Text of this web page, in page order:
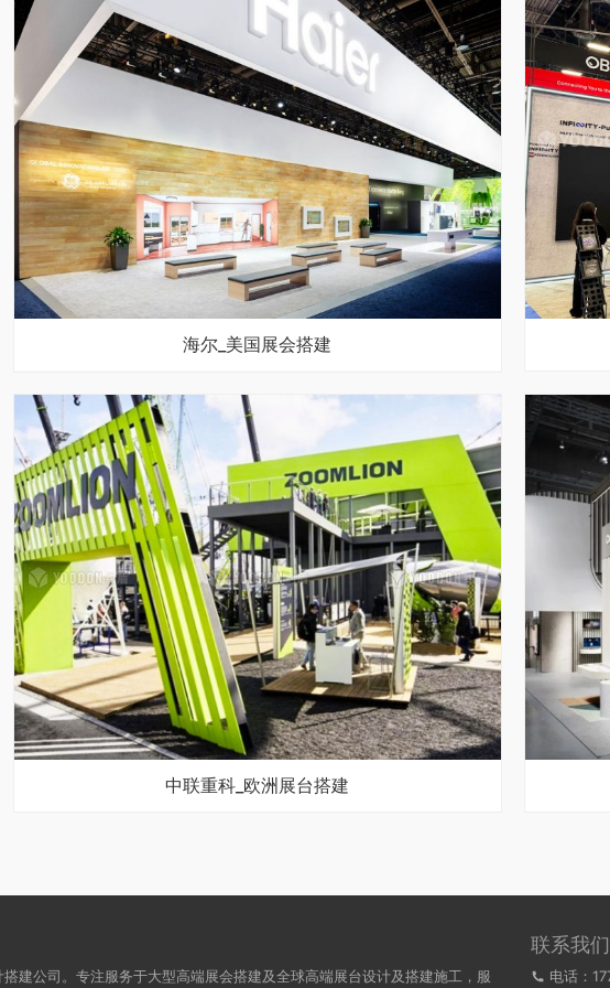
海尔_美国展会搭建
中联重科_欧洲展台搭建
建公司。专注服务于大型高端展会搭建及全球高端展台设计及搭建施工，服
联系我们
电话：